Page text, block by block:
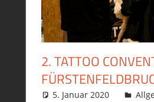
2. TATTOO
5. Januar 2020